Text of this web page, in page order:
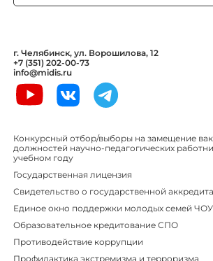
г. Челябинск, ул. Ворошилова, 12
+7 (351) 202-00-73
info@midis.ru
Конкурсный отбор/выборы на замещение
должностей научно-педагогических
учебном году
Государственная лицензия
Свидетельство о государственной
Единое окно поддержки молодых семей
Образовательное кредитование СПО
Противодействие коррупции
Профилактика экстремизма и терроризма